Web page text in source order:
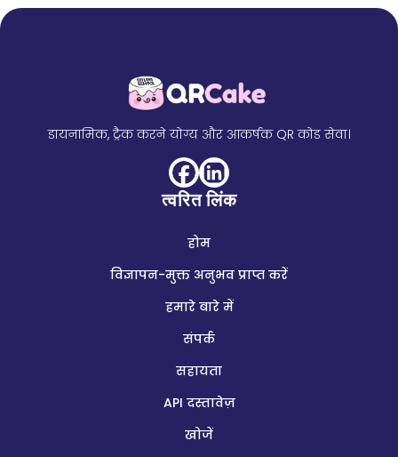
डायनामिक, ट्रैक करने योग्य और आकर्षक QR कोड सेवा।
त्वरित लिंक
होम
विज्ञापन-मुक्त अनुभव प्राप्त करें
हमारे बारे में
संपर्क
सहायता
API दस्तावेज़
खोजें